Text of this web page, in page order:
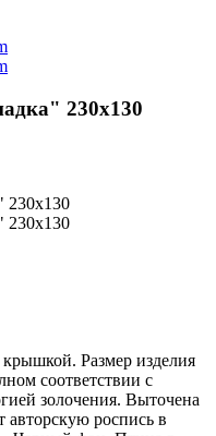
230х130
Размер изделия
соответствии с
золочения. Выточена
авторскую роспись в